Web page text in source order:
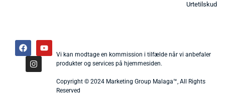
Urtetilskud
Vi kan modtage en kommission i tilfælde når vi anbefaler
produkter og services på hjemmesiden.
Copyright © 2024 Marketing Group Malaga™, All Rights
Reserved